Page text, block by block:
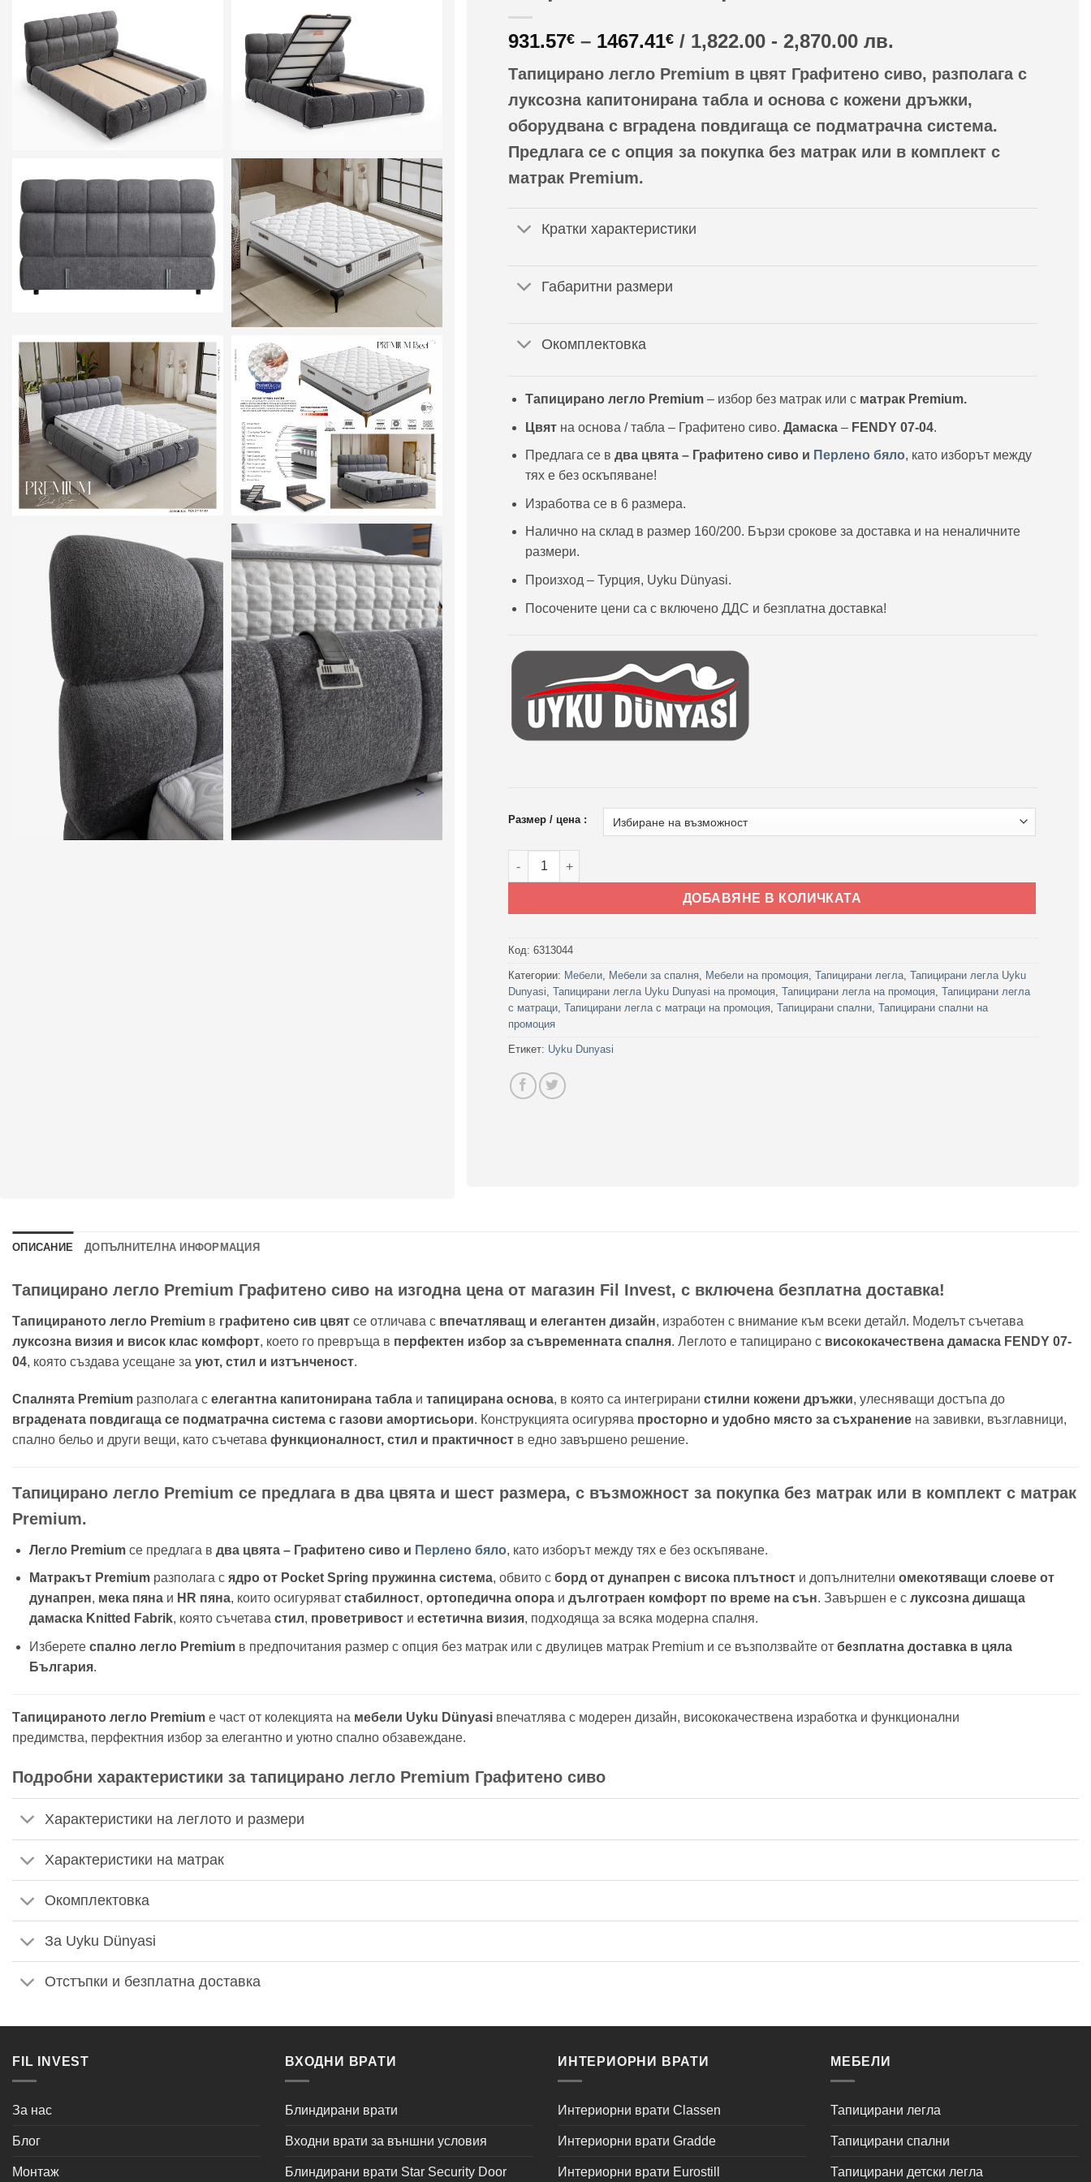
931.57€ – 1467.41€Price
931.57€
through
1467.41€
/ 1,822.00 - 2,870.00 лв.
Тапицирано легло Premium в цвят Графитено сиво, разполага с
луксозна капитонирана табла и основа с кожени дръжки,
оборудвана с вградена повдигаща се подматрачна система.
Предлага се с опция за покупка без матрак или в комплект с
матрак Premium.
Кратки характеристики
Габаритни размери
Окомплектовка
Тапицирано легло Premium– избор без матрак или с матрак Premium.
Цвятна основа / табла – Графитено сиво. Дамаска– FENDY 07-04.
Предлага се в два цвята – Графитено сиво и Перлено бяло, като изборът между
тях е без оскъпяване!
Изработва се в 6 размера.
Налично на склад в размер 160/200. Бързи срокове за доставка и на неналичните
размери.
Произход – Турция, Uyku Dünyasi.
Посочените цени са с включено ДДС и безплатна доставка!
Размер / цена :
количество за Тапицирано легло Premium Графитено сиво - с матрак или без матрак
ДОБАВЯНЕ В КОЛИЧКАТА
Код:6313044
Категории: Мебели, Мебели за спалня, Мебели на промоция,Тапицирани легла,Тапицирани легла Uyku
Dunyasi,Тапицирани легла Uyku Dunyasi на промоция,Тапицирани легла на промоция,Тапицирани легла
с матраци,Тапицирани легла с матраци на промоция,Тапицирани спални,Тапицирани спални на
промоция
Етикет: Uyku Dunyasi
ОПИСАНИЕ ДОПЪЛНИТЕЛНА ИНФОРМАЦИЯ
Тапицирано легло Premium Графитено сиво на изгодна цена от магазин Fil Invest, с включена безплатна доставка!
Тапицираното легло Premium в графитено сив цвят се отличава с впечатляващ и елегантен дизайн, изработен с внимание към всеки детайл. Моделът съчетава
луксозна визия и висок клас комфорт, което го превръща в перфектен избор за съвременната спалня. Леглото е тапицирано с висококачествена дамаска FENDY 07-
04, която създава усещане за уют, стил и изтънченост.
Спалнята Premium разполага с елегантна капитонирана табла и тапицирана основа, в която са интегрирани стилни кожени дръжки, улесняващи достъпа до
вградената повдигаща се подматрачна система с газови амортисьори. Конструкцията осигурява просторно и удобно място за съхранение на завивки, възглавници,
спално бельо и други вещи, като съчетава функционалност, стил и практичност в едно завършено решение.
Тапицирано легло Premium се предлага в два цвята и шест размера, с възможност за покупка без матрак или в комплект с матрак
Premium.
Легло Premium се предлага в два цвята – Графитено сиво и Перлено бяло, като изборът между тях е без оскъпяване.
Матракът Premiumразполага с ядро от Pocket Spring пружинна система, обвито с борд от дунапрен с висока плътности допълнителни омекотяващи слоеве от
дунапрен, мека пянаи HR пяна, които осигуряват стабилност, ортопедична опораи дълготраен комфорт по време на сън. Завършен е с луксозна дишаща
дамаска Knitted Fabrik, която съчетава стил, проветривости естетична визия, подходяща за всяка модерна спалня.
Изберете спално легло Premiumв предпочитания размер с опция без матрак или с двулицев матрак Premium и се възползвайте от безплатна доставка в цяла
България.
Тапицираното легло Premium е част от колекцията на мебели Uyku Dünyasi впечатлява с модерен дизайн, висококачествена изработка и функционални
предимства, перфектния избор за елегантно и уютно спално обзавеждане.
Подробни характеристики за тапицирано легло Premium Графитено сиво
Характеристики на леглото и размери
Характеристики на матрак
Окомплектовка
За Uyku Dünyasi
Отстъпки и безплатна доставка
FIL INVEST
За нас
Блог
Монтаж
ВХОДНИ ВРАТИ
Блиндирани врати
Входни врати за външни условия
Блиндирани врати Star Security Door
ИНТЕРИОРНИ ВРАТИ
Интериорни врати Classen
Интериорни врати Gradde
Интериорни врати Eurostill
МЕБЕЛИ
Тапицирани легла
Тапицирани спални
Тапицирани детски легла